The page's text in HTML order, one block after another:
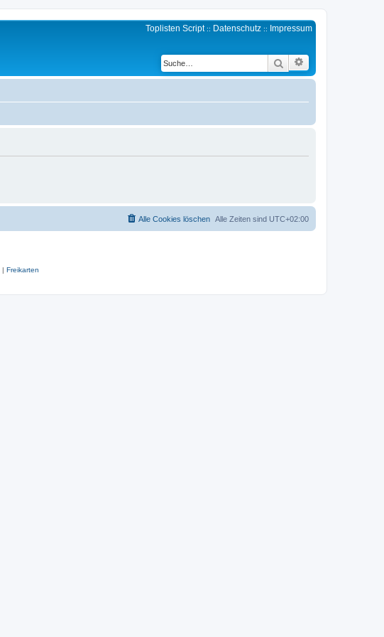
Toplisten Script:: Datenschutz :: Impressum
Suche
Alle Zeiten sind UTC+02:00
Alle Cookies löschen
| Freikarten